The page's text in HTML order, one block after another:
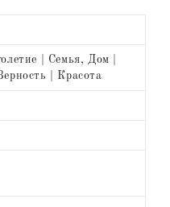
| Семья, Дом |
| Красота